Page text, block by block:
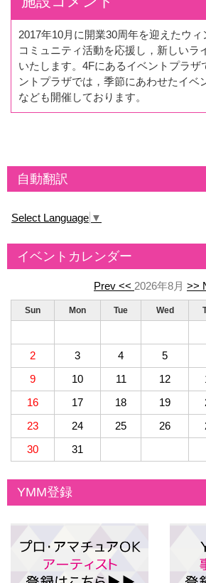
2017年10月に開業30周年を迎えたウ
コミュニティ活動を応援し，新しいラ
いたします。4Fにあるイベントプラザ
ントプラザでは，季節にあわせたイベ
なども開催しております。
自動翻訳
Select Language ▼
イベントカレンダー
Prev << 2026年8月 >>
Sun Mon Tue Wed
2
3 4 5
9
10 11 12
16
17 18 19
23
24 25 26
30
31
YMM登録